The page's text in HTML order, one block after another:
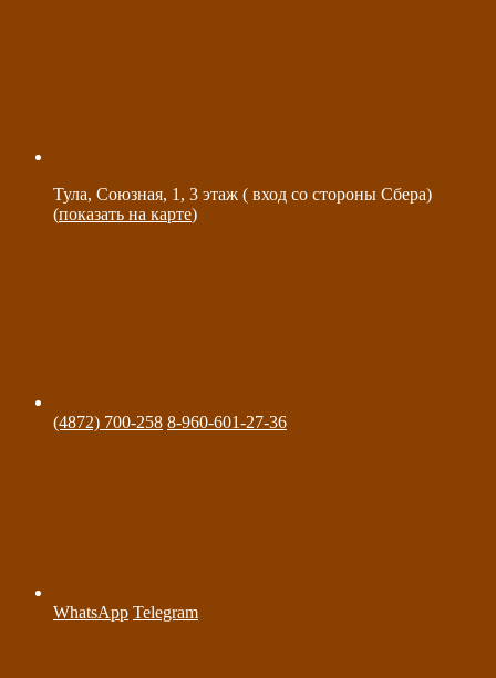
Тула, Союзная, 1, 3 этаж ( вход со стороны Сбера)
(показать на карте)
(4872) 700-258 8-960-601-27-36
WhatsApp Telegram